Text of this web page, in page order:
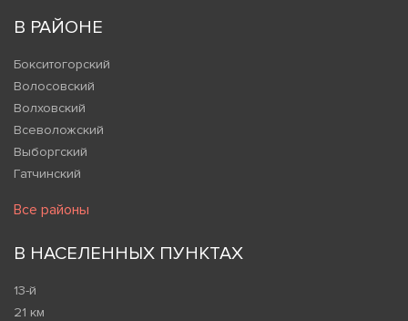
В РАЙОНЕ
Бокситогорский
Волосовский
Волховский
Всеволожский
Выборгский
Гатчинский
Все районы
В НАСЕЛЕННЫХ ПУНКТАХ
13-й
21 км